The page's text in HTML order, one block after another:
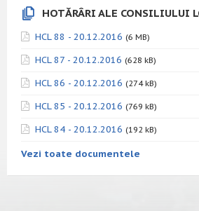
HOTĂRÂRI ALE CONSILIULUI
HCL 88 - 20.12.2016 (6 MB)
HCL 87 - 20.12.2016 (628 kB)
HCL 86 - 20.12.2016 (274 kB)
HCL 85 - 20.12.2016 (769 kB)
HCL 84 - 20.12.2016 (192 kB)
Vezi toate documentele